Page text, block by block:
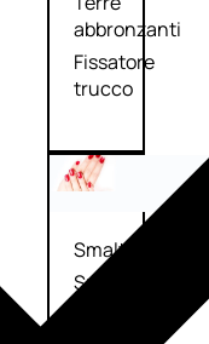
abbronzanti
Fissatore
trucco
Smalto
Smalto